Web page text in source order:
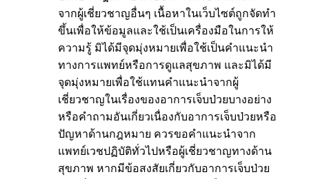
จากผู้เชี่ยวชาญอื่นๆ เนื้อหาในเว็บไซต์ถูกจัดทำ
ขึ้นเพื่อให้ข้อมูลและใช้เป็นเครื่องมือในการให้
ความรู้ มิได้มีจุดมุ่งหมายเพื่อใช้เป็นคำแนะนำ
ทางการแพทย์หรือการดูแลสุขภาพ และมิได้มี
จุดมุ่งหมายเพื่อใช้แทนคำแนะนำจากผู้
เชี่ยวชาญในเรื่องของอาการเจ็บป่วยบางอย่าง
หรือคำถามอันเกี่ยวเนื่องกับอาการเจ็บป่วยหรือ
ปัญหาด้านกฎหมาย ควรขอคำแนะนำจาก
แพทย์เวชปฏิบัติทั่วไปหรือผู้เชี่ยวชาญทางด้าน
สุขภาพ หากมีข้อสงสัยเกี่ยวกับอาการเจ็บป่วย